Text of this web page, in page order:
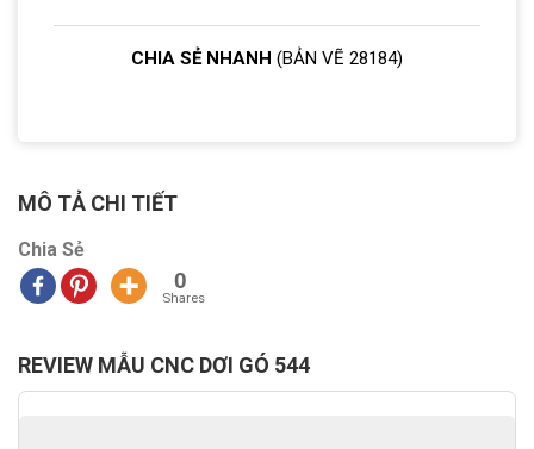
CHIA SẺ NHANH (BẢN VẼ 28184)
MÔ TẢ CHI TIẾT
Chia Sẻ
0
Shares
REVIEW MẪU CNC DƠI GÓ 544